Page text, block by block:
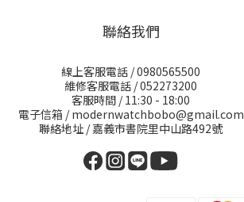
聯絡我們
線上客服電話 / 0980565500
維修客服電話 / 052273200
客服時間 / 11:30 - 18:00
電子信箱 / modernwatchbobo@gmail.com
聯絡地址 / 嘉義市書院里中山路492號